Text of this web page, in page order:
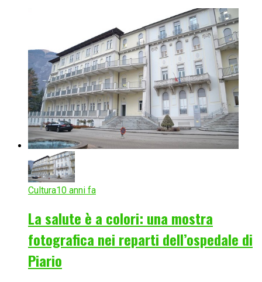
Cultura10 anni fa
La salute è a colori: una mostra
fotografica nei reparti dell’ospedale di
Piario